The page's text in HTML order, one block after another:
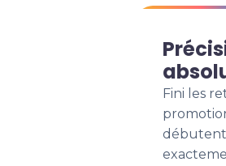
Fini les
débutent